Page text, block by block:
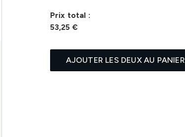
Prix ​​total :
53,25 €
AJOUTER LES DEUX AU PANIER